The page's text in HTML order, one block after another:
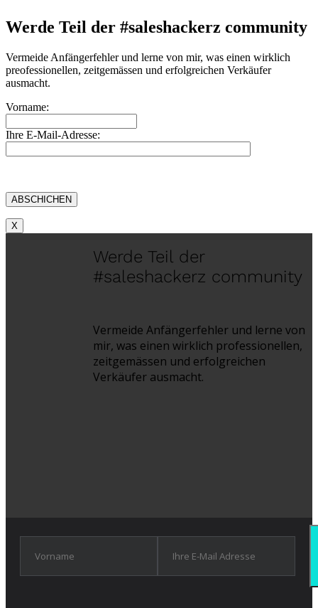
Werde Teil der #saleshackerz community
Vermeide Anfängerfehler und lerne von mir, was einen wirklich
preofessionellen, zeitgemässen und erfolgreichen Verkäufer
ausmacht.
Vorname:
Ihre E-Mail-Adresse:
X
Werde Teil der
#saleshackerz community
Vermeide Anfängerfehler und lerne von
mir, was einen wirklich professionellen,
zeitgemässen und erfolgreichen
Verkäufer ausmacht.